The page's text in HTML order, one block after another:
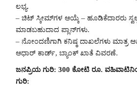
ಲಭ್ಯ.
– ಚಿಟ್ ಸ್ಕೀಮ್‌ಗಳ ಆಯ್ಕೆ – ಹೂಡಿಕೆದಾರರು
ಮಾಡಬಹುದಾದ ಪ್ಲಾನ್‌ಗಳು.
– ನೋಂದಣಿಗಾಗಿ ಕನಿಷ್ಠ ದಾಖಲೆಗಳು ಮಾತ್ರ
ಆಧಾರ್ ಕಾರ್ಡ್, ಬ್ಯಾಂಕ್ ಖಾತೆ ವಿವರಣೆ.
ಜನಪ್ರಿಯ ಗುರಿ: 300 ಕೋಟಿ ರೂ.
ಗುರಿ: